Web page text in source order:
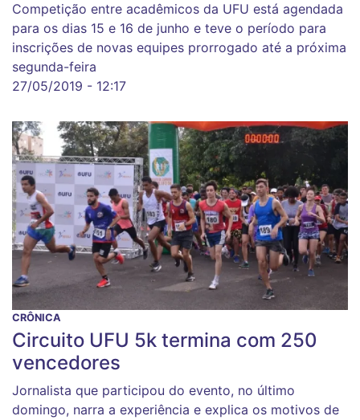
Competição entre acadêmicos da UFU está agendada
para os dias 15 e 16 de junho e teve o período para
inscrições de novas equipes prorrogado até a próxima
segunda-feira
27/05/2019 - 12:17
CRÔNICA
Circuito UFU 5k termina com 250
vencedores
Jornalista que participou do evento, no último
domingo, narra a experiência e explica os motivos de